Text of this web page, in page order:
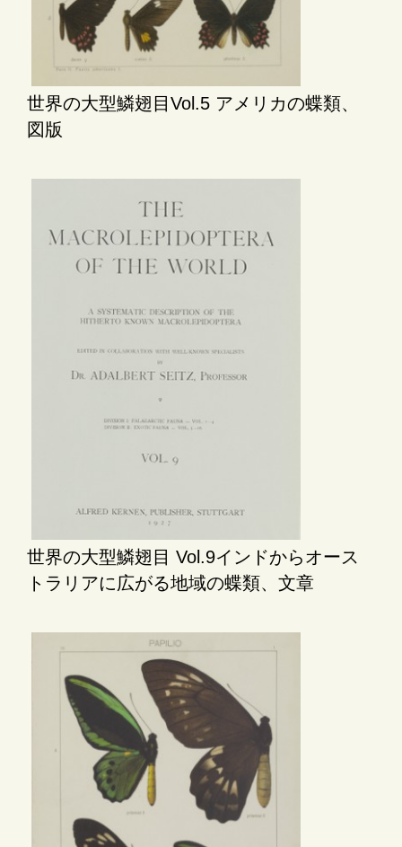
世界の大型鱗翅目Vol.5 アメリカの蝶類、
図版
世界の大型鱗翅目 Vol.9インドからオース
トラリアに広がる地域の蝶類、文章